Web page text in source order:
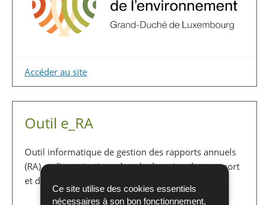
Ce site utilise des cookies essentiels
nécessaires à son bon fonctionnement,
Accéder au site
Outil e_RA
Outil informatique de gestion des rapports annuels
(RA) et d'autorisations dans le domaine du transport
et du traitement de déchets.